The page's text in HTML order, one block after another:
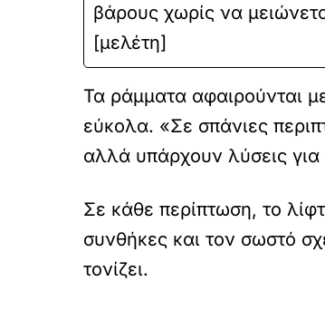
βάρους χωρίς να
[μελέτη]
Τα ράμματα αφαιρούνται
εύκολα. «Σε σπάνιες
αλλά υπάρχουν λύσεις για
Σε κάθε περίπτωση, το
συνθήκες και τον σωστό
τονίζει.